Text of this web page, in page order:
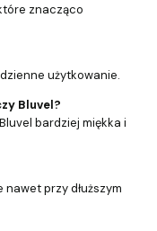
znacząco
użytkowanie.
Bluvel?
bardziej miękka i
nawet przy dłuższym